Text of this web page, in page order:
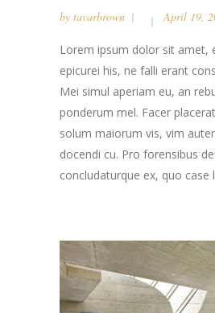
by tavarbrown April 19,
Lorem ipsum dolor sit amet,
epicurei his, ne falli erant
Mei simul aperiam eu, an
ponderum mel. Facer
solum maiorum vis, vim
docendi cu. Pro forensibus
concludaturque ex, quo case